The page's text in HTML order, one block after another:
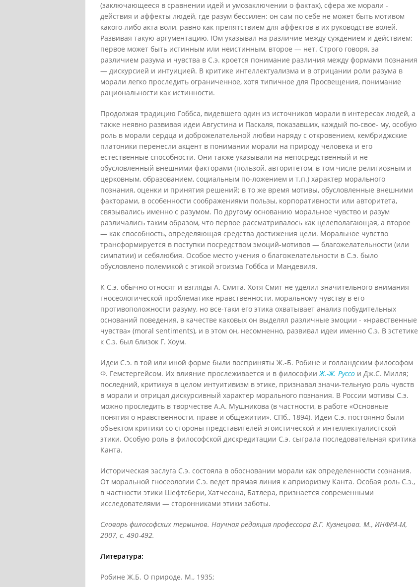
(заключающееся в сравнении идей и умозаключении о фактах), сфера же морали -
действия и аффекты людей, где разум бессилен: он сам по себе не может быть мотивом
какого-либо акта воли, равно как препятствием для аффектов в их руководстве волей.
Развивая такую аргументацию, Юм указывал на различие между суждением и действием:
первое может быть истинным или неистинным, второе — нет. Строго говоря, за
различием разума и чувства в С.э. кроется понимание различия между формами познания
— дискурсией и интуицией. В критике интеллектуализма и в отрицании роли разума в
морали легко проследить ограниченное, хотя типичное для Просвещения, понимание
рациональности как истинности.
Продолжая традицию Гоббса, видевшего один из источников морали в интересах людей, а
также неявно развивая идеи Августина и Паскаля, показавших, каждый по-свое- му, особую
роль в морали сердца и доброжелательной любви наряду с откровением, кембриджские
платоники перенесли акцент в понимании морали на природу человека и его
естественные способности. Они также указывали на непосредственный и не
обусловленный внешними факторами (пользой, авторитетом, в том числе религиозным и
церковным, образованием, социальным по-ложением и т.п.) характер морального
познания, оценки и принятия решений; в то же время мотивы, обусловленные внешними
факторами, в особенности соображениями пользы, корпоративности или авторитета,
связывались именно с разумом. По другому основанию моральное чувство и разум
различались таким образом, что первое рассматривалось как целеполагающая, а второе
— как способность, определяющая средства достижения цели. Моральное чувство
трансформируется в поступки посредством эмоций-мотивов — благожелательности (или
симпатии) и себялюбия. Особое место учения о благожелательности в С.э. было
обусловлено полемикой с этикой эгоизма Гоббса и Мандевиля.
К С.э. обычно относят и взгляды А. Смита. Хотя Смит не уделил значительного внимания
гносеологической проблематике нравственности, моральному чувству в его
противоположности разуму, но все-таки его этика охватывает анализ побудительных
оснований поведения, в качестве каковых он выделял различные эмоции - «нравственные
чувства» (moral sentiments), и в этом он, несомненно, развивал идеи именно С.э. В эстетике
к С.э. был близок Г. Хоум.
Идеи С.э. в той или иной форме были восприняты Ж.-Б. Робине и голландским философом
Ф. Гемстергейсом. Их влияние прослеживается и в философииЖ.-Ж. Руссо и Дж.С. Милля;
последний, критикуя в целом интуитивизм в этике, признавал значи-тельную роль чувств
в морали и отрицал дискурсивный характер морального познания. В России мотивы С.э.
можно проследить в творчестве А.А. Мушникова (в частности, в работе «Основные
понятия о нравственности, праве и общежитии». СПб., 1894). Идеи С.э. постоянно были
объектом критики со стороны представителей эгоистической и интеллектуалистской
этики. Особую роль в философской дискредитации С.э. сыграла последовательная критика
Канта.
Историческая заслуга С.э. состояла в обосновании морали как определенности сознания.
От моральной гносеологии С.э. ведет прямая линия к априоризму Канта. Особая роль С.э.,
в частности этики Шефтсбери, Хатчесона, Батлера, признается современными
исследователями — сторонниками этики заботы.
Словарь философских терминов. Научная редакция профессора В.Г. Кузнецова. М., ИНФРА-М,
2007, с. 490-492.
Литература:
Робине Ж.Б. О природе. М., 1935;